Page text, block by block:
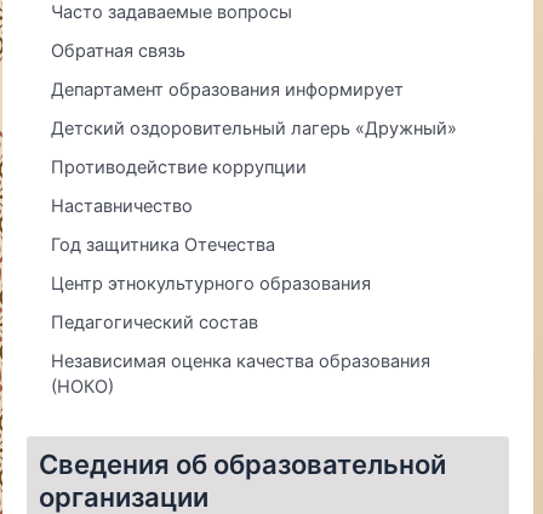
Часто задаваемые вопросы
Обратная связь
Департамент образования информирует
Детский оздоровительный лагерь «Дружный»
Противодействие коррупции
Наставничество
Год защитника Отечества
Центр этнокультурного образования
Педагогический состав
Независимая оценка качества образования
(НОКО)
Сведения об образовательной
организации